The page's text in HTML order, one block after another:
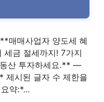
매매사업자 양도세 혜
세금 절세까지! 7가지
산 투자하세요.** —
시된 글자 수 제한을
약:*…